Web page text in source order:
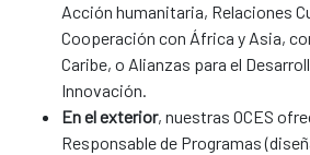
Acción humanitaria, Relaciones
Cooperación con África y Asia,
Caribe, o Alianzas para el
Innovación.
En el exterior, nuestras OCES
Responsable de Programas